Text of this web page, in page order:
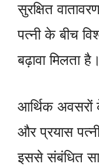
सुरक्षित
पत्नी के बीच
बढ़ावा मिलता है।
आर्थिक अवसरों
और प्रयास
इससे संबंधित